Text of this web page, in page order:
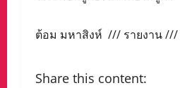
ต้อม มหาสิงห์ /// รายงาน ///
Share this content: